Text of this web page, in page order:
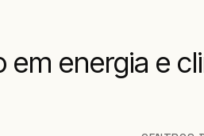
em energia e